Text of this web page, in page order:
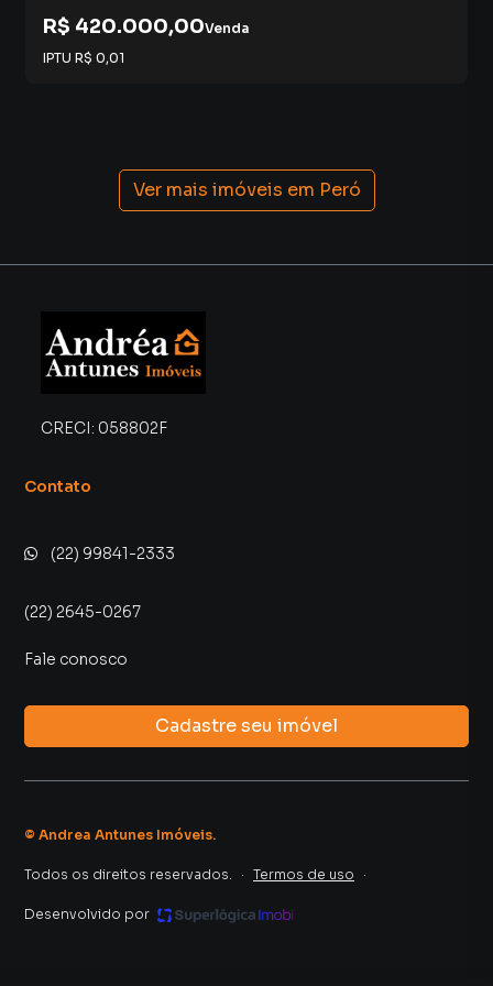
R$ 420.000,00Venda
IPTU R$ 0,01
Ver mais imóveis em Peró
CRECI: 058802F
Contato
(22) 99841-2333
(22) 2645-0267
Fale conosco
Cadastre seu imóvel
© Andrea Antunes Imóveis.
Todos os direitos reservados. · Termos de uso ·
Desenvolvido por